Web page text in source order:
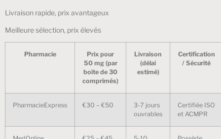
Livraison rapide, prix avantageux
Meilleure sélection, prix élevés
Pharmacie
Prix pour
50 mg (par
boîte de 30
comprimés)
Livraison
(délai
estimé)
Certification
/ Sécurité
PharmacieExpress €30 – €50
3-7 jours
ouvrables
Certifiée ISO
et ACMPR